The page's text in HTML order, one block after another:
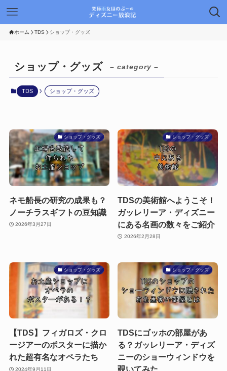
ホーム TDS ショップ・グッズ
ショップ・グッズ – category –
TDS ショップ・グッズ
ショップ・グッズ
ネモ船長の研究の成果も？
ノーチラスギフトの豆知識
2026年3月27日
ショップ・グッズ
TDSの美術館へようこそ！
ガッレリーア・ディズニー
にある名画の数々をご紹介
2026年2月28日
ショップ・グッズ
【TDS】フィガロズ・クロ
ージアーのポスターに描か
れた超有名なオペラたち
2024年9月11日
ショップ・グッズ
TDSにゴッホの部屋があ
る？ガッレリーア・ディズ
ニーのショーウィンドウを
覗いてみた